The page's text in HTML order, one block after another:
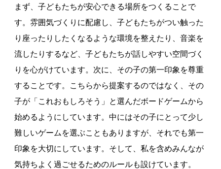
まず、子どもたちが安心できる場所をつくることで
す。雰囲気づくりに配慮し、子どもたちがつい触った
り座ったりしたくなるような環境を整えたり、音楽を
流したりするなど、子どもたちが話しやすい空間づく
りを心がけています。次に、その子の第一印象を尊重
することです。こちらから提案するのではなく、その
子が「これおもしろそう」と選んだボードゲームから
始めるようにしています。中にはその子にとって少し
難しいゲームを選ぶこともありますが、それでも第一
印象を大切にしています。そして、私を含めみんなが
気持ちよく過ごせるためのルールも設けています。